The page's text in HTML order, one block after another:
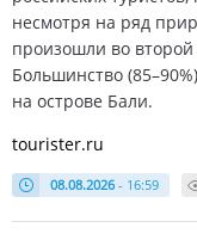
несмотря на ряд
произошли во второй
Большинство
на острове Бали.
tourister.ru
08.08.2026- 16:59